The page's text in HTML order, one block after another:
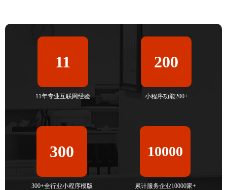
11
11年专业互联网经验
200
小程序功能200+
300
300+全行业小程序模版
10000
累计服务企业10000家+